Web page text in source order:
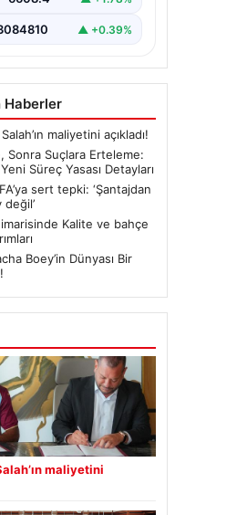
yasa…
▲ +0.39%
Haberler
maliyetini açıkladı!
Sonra Suçlara Erteleme:
Süreç Yasası Detayları
sert tepki: ‘Şantajdan
Kalite ve bahçe
Boey’in Dünyası Bir
maliyetini